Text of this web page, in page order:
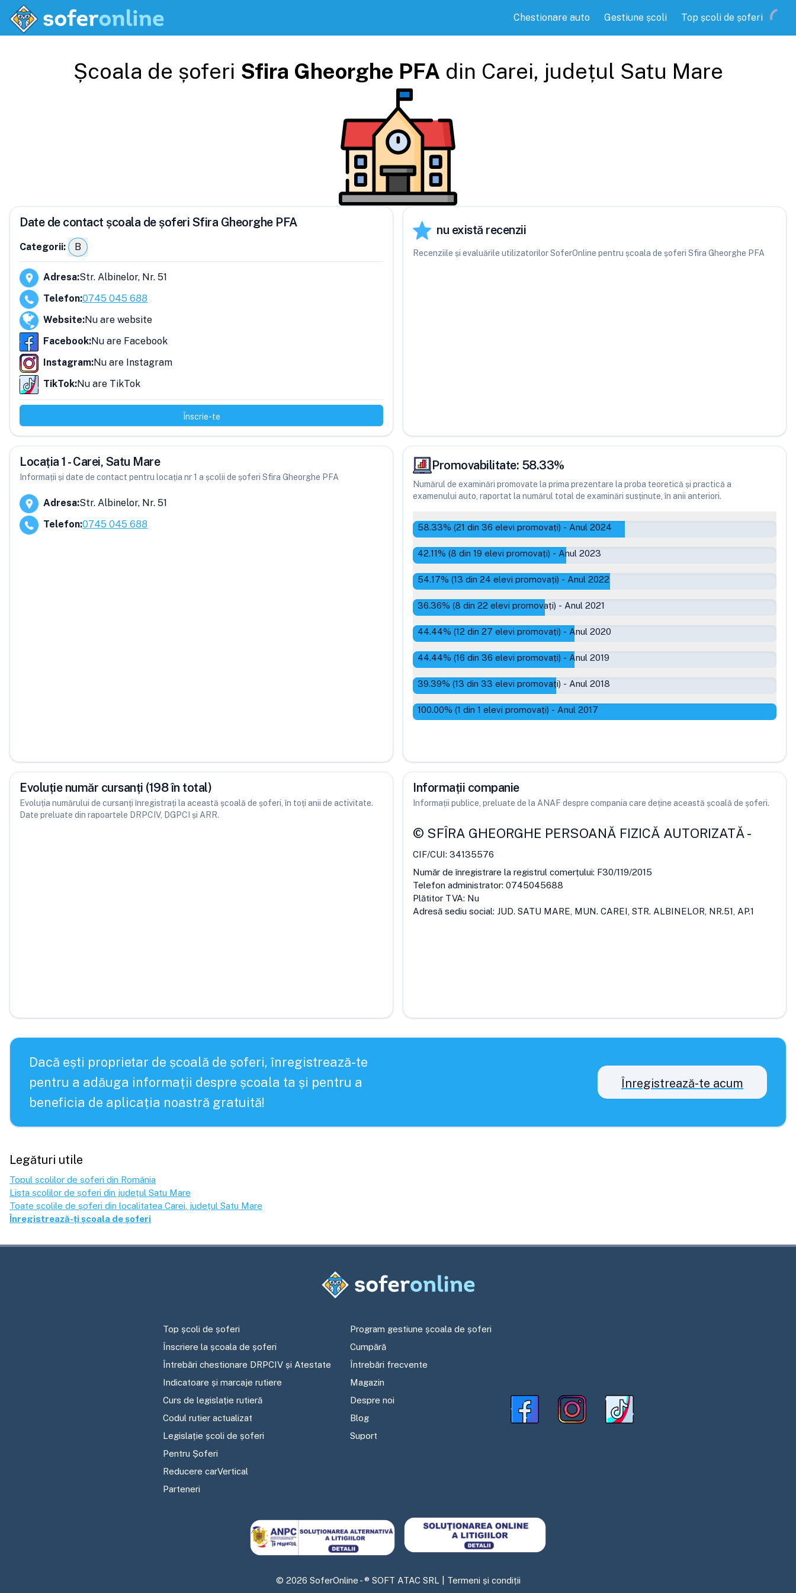
Chestionare auto Gestiune școli Top școli de șoferi
Școala de șoferi Sfira Gheorghe PFA din Carei, județul Satu Mare
Date de contact școala de șoferi Sfira Gheorghe PFA
Categorii: B
Adresa:Str. Albinelor, Nr. 51
Telefon:0745 045 688
Website:Nu are website
Facebook:Nu are Facebook
Instagram:Nu are Instagram
TikTok:Nu are TikTok
Înscrie-te
nu există recenzii
Recenziile și evaluările utilizatorilor SoferOnline pentru școala de șoferi Sfira Gheorghe PFA
Locația 1 - Carei, Satu Mare
Informații și date de contact pentru locația nr 1 a școlii de șoferi Sfira Gheorghe PFA
Adresa:Str. Albinelor, Nr. 51
Telefon:0745 045 688
Promovabilitate: 58.33%
Numărul de examinări promovate la prima prezentare la proba teoretică și practică a
examenului auto, raportat la numărul total de examinări susținute, în anii anteriori.
58.33% (21 din 36 elevi promovați) - Anul 2024
42.11% (8 din 19 elevi promovați) - Anul 2023
54.17% (13 din 24 elevi promovați) - Anul 2022
36.36% (8 din 22 elevi promovați) - Anul 2021
44.44% (12 din 27 elevi promovați) - Anul 2020
44.44% (16 din 36 elevi promovați) - Anul 2019
39.39% (13 din 33 elevi promovați) - Anul 2018
100.00% (1 din 1 elevi promovați) - Anul 2017
Evoluție număr cursanți (198 în total)
Evoluția numărului de cursanți înregistrați la această școală de șoferi, în toți anii de activitate.
Date preluate din rapoartele DRPCIV, DGPCI și ARR.
Informații companie
Informații publice, preluate de la ANAF despre compania care deține această școală de șoferi.
© SFÎRA GHEORGHE PERSOANĂ FIZICĂ AUTORIZATĂ-
CIF/CUI: 34135576
Număr de înregistrare la registrul comerțului: F30/119/2015
Telefon administrator: 0745045688
Plătitor TVA: Nu
Adresă sediu social: JUD. SATU MARE, MUN. CAREI, STR. ALBINELOR, NR.51, AP.1
Dacă ești proprietar de școală de șoferi, înregistrează-te
pentru a adăuga informații despre școala ta și pentru a
beneficia de aplicația noastră gratuită!
Înregistrează-te acum
Legături utile
Topul școlilor de șoferi din România
Lista școlilor de șoferi din județul Satu Mare
Toate școlile de șoferi din localitatea Carei , județul Satu Mare
Înregistrează-ți școala de șoferi
Top școli de șoferi
Înscriere la școala de șoferi
Întrebări chestionare DRPCIV și Atestate
Indicatoare și marcaje rutiere
Curs de legislație rutieră
Codul rutier actualizat
Legislație școli de șoferi
Pentru Șoferi
Reducere carVertical
Parteneri
Program gestiune școala de șoferi
Cumpără
Întrebări frecvente
Magazin
Despre noi
Blog
Suport
© 2026 SoferOnline - ® SOFT ATAC SRL | Termeni și condiții